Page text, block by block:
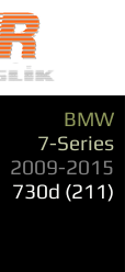
BMW
7-Series
2009-2015
730d (211)